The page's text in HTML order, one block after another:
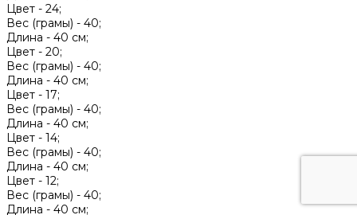
Цвет - 24;
Вес (грамы) - 40;
Длина - 40 см;
Цвет - 20;
Вес (грамы) - 40;
Длина - 40 см;
Цвет - 17;
Вес (грамы) - 40;
Длина - 40 см;
Цвет - 14;
Вес (грамы) - 40;
Длина - 40 см;
Цвет - 12;
Вес (грамы) - 40;
Длина - 40 см;